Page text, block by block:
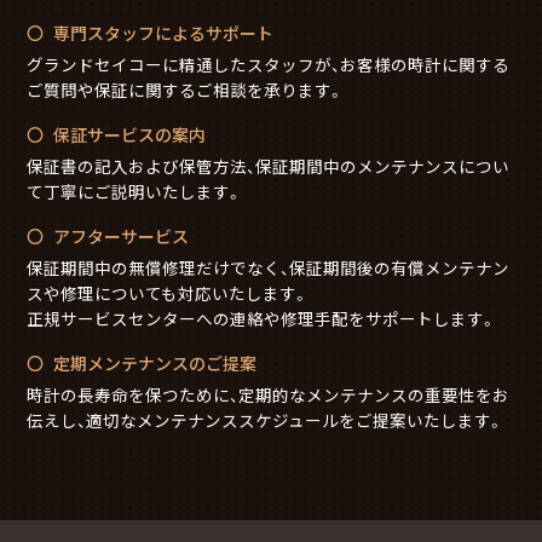
専門スタッフによるサポート
グランドセイコーに精通したスタッフが、お客様の時計に関する
ご質問や保証に関するご相談を承ります。
保証サービスの案内
保証書の記入および保管方法、保証期間中のメンテナンスについ
て丁寧にご説明いたします。
アフターサービス
保証期間中の無償修理だけでなく、保証期間後の有償メンテナン
スや修理についても対応いたします。
正規サービスセンターへの連絡や修理手配をサポートします。
定期メンテナンスのご提案
時計の長寿命を保つために、定期的なメンテナンスの重要性をお
伝えし、適切なメンテナンススケジュールをご提案いたします。